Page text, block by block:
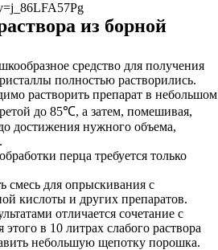
из борной
средство для получения
полностью растворились.
растворить препарат в небольшом
до 85℃, а затем, помешивая,
достижения нужного объема,
перца требуется только
смесь для опрыскивания с
кислоты и других препаратов.
отличается сочетание с
в 10 литрах слабого раствора
небольшую щепотку порошка.